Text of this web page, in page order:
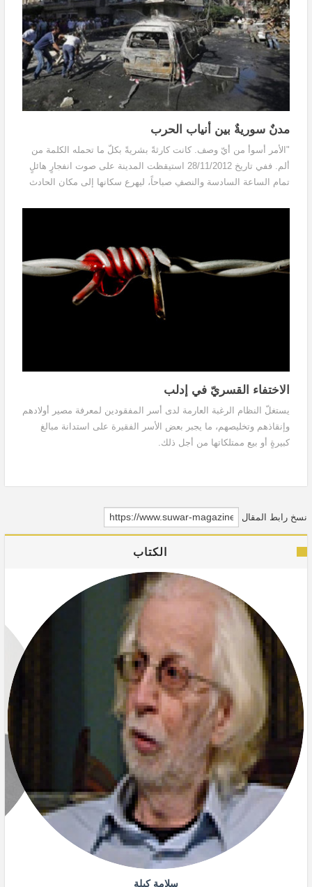
مدنٌ سوريةٌ بين أنياب الحرب
"الأمر أسوأ من أيّ وصف. كانت كارثةً بشريةً بكلّ ما تحمله الكلمة من
ألم. ففي تاريخ 28/11/2012 استيقظت المدينة على صوت انفجارٍ هائلٍ
تمام الساعة السادسة والنصفِ صباحاً، ليهرع سكانها إلى مكان الحادث
الاختفاء القسريّ في إدلب
يستغلّ النظام الرغبة العارمة لدى أسر المفقودين لمعرفة مصير أولادهم
وإنقاذهم وتخليصهم، ما يجبر بعض الأسر الفقيرة على استدانة مبالغ
كبيرةٍ أو بيع ممتلكاتها من أجل ذلك.
نسخ رابط المقال
الكتاب
سلامة كيلة